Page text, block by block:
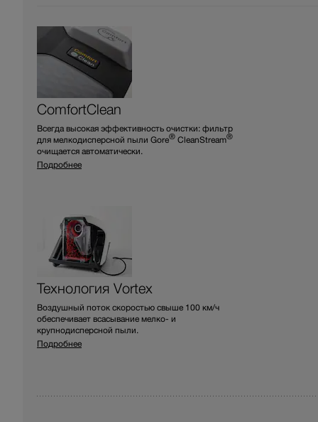
ComfortClean
Всегда высокая эффективность очистки: фильтр
для мелкодисперсной пыли Gore® CleanStream®
очищается автоматически.
Подробнее
Технология Vortex
Воздушный поток скоростью свыше 100 км/ч
обеспечивает всасывание мелко- и
крупнодисперсной пыли.
Подробнее